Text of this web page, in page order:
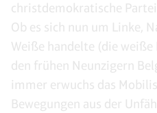
christdemokratische
Ob es sich nun um Linke,
Weiße handelte (die
den frühen Neunzigern
immer erwuchs das
Bewegungen aus der